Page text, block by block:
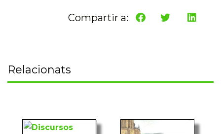
Compartir a:
Relacionats